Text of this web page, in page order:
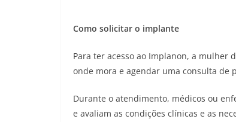
Como solicitar o implante
Para ter acesso ao Implanon, a mulher
onde mora e agendar uma consulta de
Durante o atendimento, médicos ou
e avaliam as condições clínicas e as